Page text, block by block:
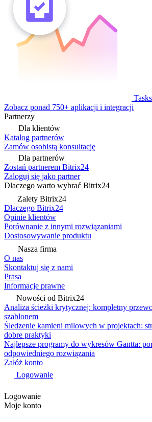
Zobacz ponad 750+ aplikacji i integracji
Partnerzy
Dla klientów
Katalog partnerów
Zamów osobistą konsultację
Dla partnerów
Zostań partnerem Bitrix24
Zaloguj się jako partner
Dlaczego warto wybrać Bitrix24
Zalety Bitrix24
Dlaczego Bitrix24
Opinie klientów
Porównanie z innymi rozwiązaniami
Dostosowywanie produktu
Nasza firma
O nas
Skontaktuj się z nami
Prasa
Informacje prawne
Nowości od Bitrix24
Analiza ścieżki krytycznej: kompletny
szablonem
Śledzenie kamieni milowych w projektach:
dobre praktyki
Najlepsze programy do wykresów Gantta:
odpowiedniego rozwiązania
Załóż konto
Logowanie
Logowanie
Moje konto